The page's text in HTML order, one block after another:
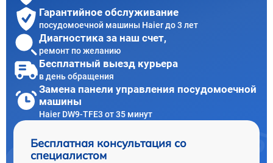
Гарантийное обслуживание
посудомоечной машины Haier до 3 лет
Диагностика за наш счет,
ремонт по желанию
Бесплатный выезд курьера
в день обращения
Замена панели управления посудомоечной
машины
Haier DW9-TFE3 от 35 минут
Бесплатная консультация со
специалистом